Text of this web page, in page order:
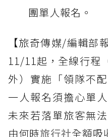
團單人報名。
【旅奇傳媒/編輯部
11/11起，全線行程
外）實施「領隊不
一人報名須擔心單
未來若落單旅客無
由何時旅行社全額吸